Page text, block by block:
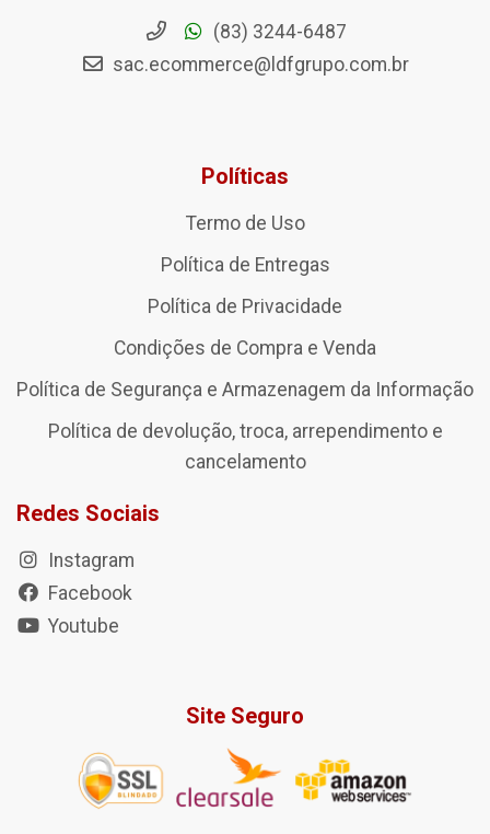
(83) 3244-6487
sac.ecommerce@ldfgrupo.com.br
Políticas
Termo de Uso
Política de Entregas
Política de Privacidade
Condições de Compra e Venda
Política de Segurança e Armazenagem da Informação
Política de devolução, troca, arrependimento e
cancelamento
Redes Sociais
Instagram
Facebook
Youtube
Site Seguro